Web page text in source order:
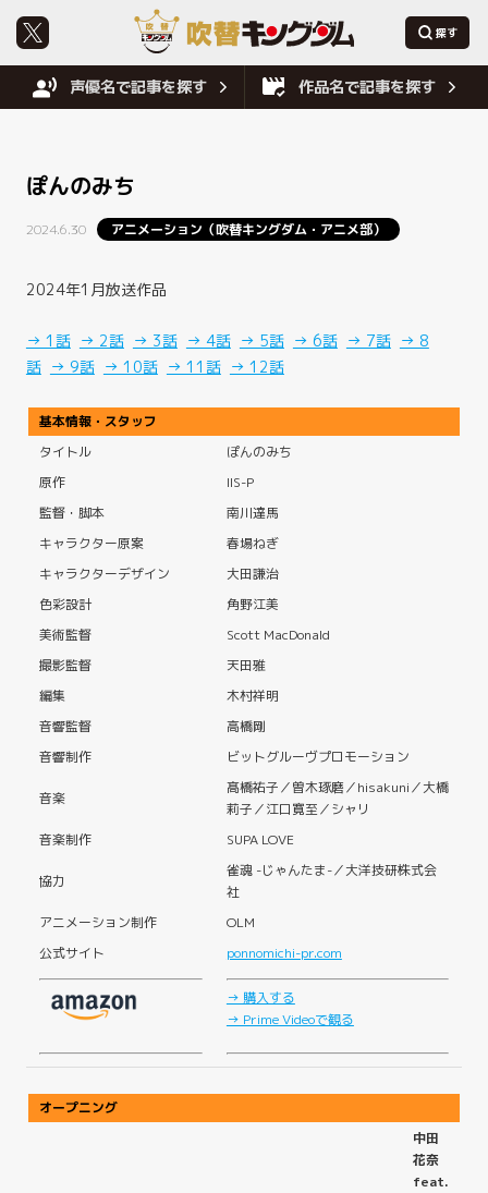
声優名で記事を探す 作品名で記事を探す
ぽんのみち
2024.6.30 アニメーション（吹替キングダム・アニメ部）
2024年1月放送作品
→ 1話 → 2話 → 3話 → 4話 → 5話 → 6話 → 7話 → 8
話 → 9話 → 10話 → 11話 → 12話
基本情報・スタッフ
タイトル
ぽんのみち
原作
IIS-P
監督・脚本
南川達馬
キャラクター原案
春場ねぎ
キャラクターデザイン
大田謙治
色彩設計
角野江美
美術監督
Scott MacDonald
撮影監督
天田雅
編集
木村祥明
音響監督
高橋剛
音響制作
ビットグルーヴプロモーション
音楽
髙橋祐子／曽木琢磨／hisakuni／大橋
莉子／江口寛至／シャリ
音楽制作
SUPA LOVE
協力
雀魂 -じゃんたま-／大洋技研株式会
社
アニメーション制作
OLM
公式サイト
ponnomichi-pr.com
→ 購入する
→ Prime Videoで観る
オープニング
中田
花奈
feat.